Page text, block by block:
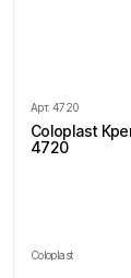
Арт. 4720
Coloplast
4720
Coloplast